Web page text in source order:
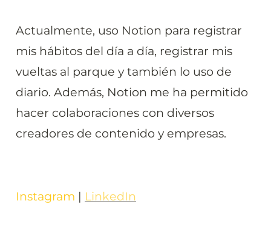
Actualmente, uso Notion para registrar
mis hábitos del día a día, registrar mis
vueltas al parque y también lo uso de
diario. Además, Notion me ha permitido
hacer colaboraciones con diversos
creadores de contenido y empresas.
Instagram | LinkedIn